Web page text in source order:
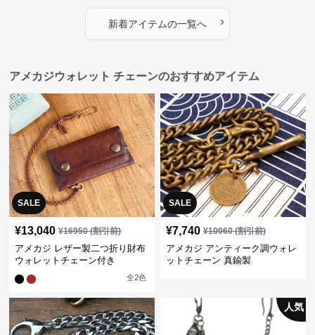
新着アイテムの一覧へ ›
アメカジウォレット チェーンのおすすめアイテム
SALE
¥13,040 ¥16950(割引前)
アメカジ レザー製二つ折り財布
ウォレットチェーン付き
全2色
SALE
¥7,740 ¥10060(割引前)
アメカジ アンティーク調ウォレ
ットチェーン 真鍮製
人気